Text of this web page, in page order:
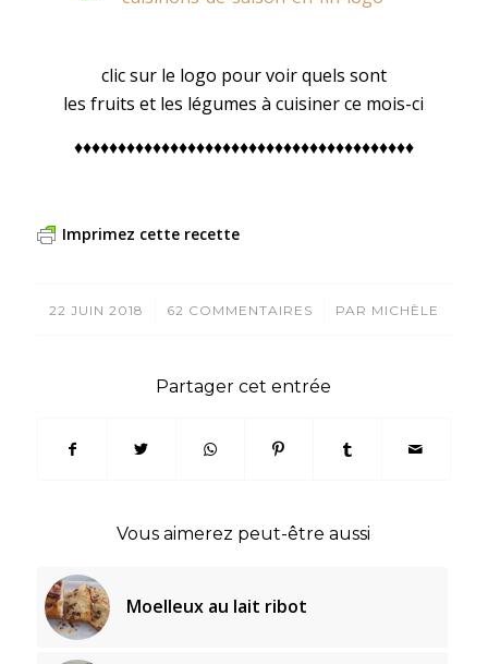
clic sur le logo pour voir quels sont
les fruits et les légumes à cuisiner ce mois-ci
♦♦♦♦♦♦♦♦♦♦♦♦♦♦♦♦♦♦♦♦♦♦♦♦♦♦♦♦♦♦♦♦♦♦♦♦♦♦♦
Imprimez cette recette
22 JUIN 2018
/ 62 COMMENTAIRES
/ PAR MICHÈLE
Partager cet entrée
Vous aimerez peut-être aussi
Moelleux au lait ribot